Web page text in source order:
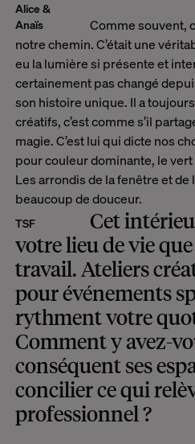
Alice &
Anaïs
Comme souvent,
notre chemin. C’était une
eu la lumière si présente et
certainement pas changé
son histoire unique. Il a
créatifs, c’est comme s’il
magie. C’est lui qui dicte nos
pour couleur dominante, le
Les arrondis de la fenêtre et de
beaucoup de douceur.
TSF
Cet
votre lieu de vie
travail. Ateliers
pour événements
rythment votre
Comment y avez-
conséquent ses
concilier ce qui
professionnel ?